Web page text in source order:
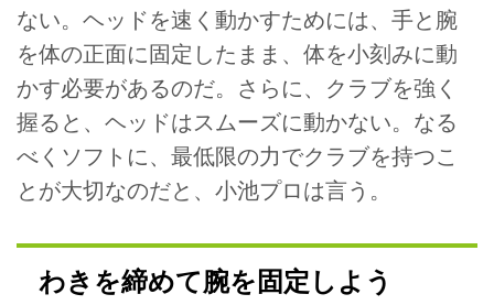
ない。ヘッドを速く動かすためには、手と腕
を体の正面に固定したまま、体を小刻みに動
かす必要があるのだ。さらに、クラブを強く
握ると、ヘッドはスムーズに動かない。なる
べくソフトに、最低限の力でクラブを持つこ
とが大切なのだと、小池プロは言う。
わきを締めて腕を固定しよう